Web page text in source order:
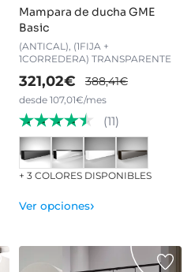
Mampara de ducha GME
Basic
(ANTICAL), (1FIJA +
1CORREDERA) TRANSPARENTE
321,02€ 388,41€
desde 107,01€/mes
(11)
+ 3 COLORES DISPONIBLES
Ver opciones›